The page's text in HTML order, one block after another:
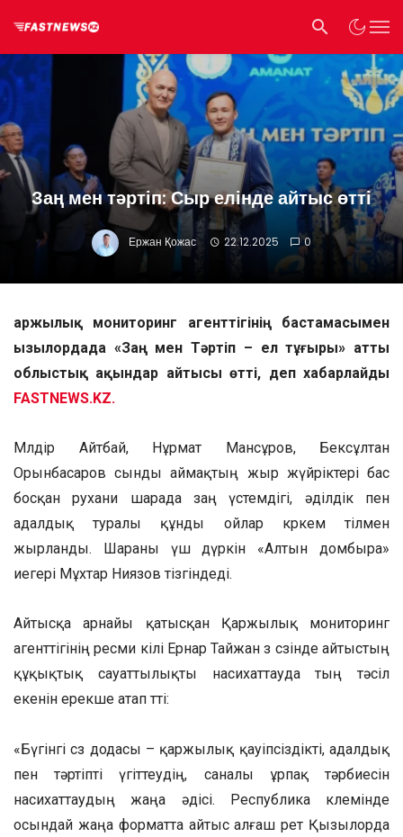
Заң мен тәртіп: Сыр елінде айтыс өтті
Ержан Қожас 22.12.2025 0
Қаржылық мониторинг агенттігінің бастамасымен
Қызылордада «Заң мен Тәртіп – ел тұғыры» атты
облыстық ақындар айтысы өтті, деп хабарлайды
FASTNEWS.KZ.
Мөлдір Айтбай, Нұрмат Мансұров, Бексұлтан
Орынбасаров сынды аймақтың жыр жүйріктері бас
босқан рухани шарада заң үстемдігі, әділдік пен
адалдық туралы құнды ойлар көркем тілмен
жырланды. Шараны үш дүркін «Алтын домбыра»
иегері Мұхтар Ниязов тізгіндеді.
Айтысқа арнайы қатысқан Қаржылық мониторинг
агенттігінің ресми өкілі Ернар Тайжан өз сөзінде айтыстың
құқықтық сауаттылықты насихаттауда тың тәсіл
екенін ерекше атап өтті:
«Бүгінгі сөз додасы – қаржылық қауіпсіздікті, адалдық
пен тәртіпті үгіттеудің, саналы ұрпақ тәрбиесін
насихаттаудың жаңа әдісі. Республика көлемінде
осындай жаңа форматта айтыс алғаш рет Қызылорда